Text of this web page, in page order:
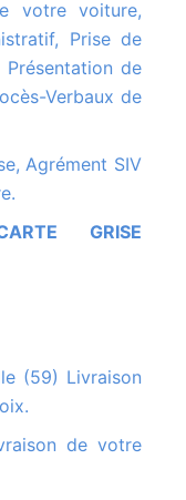
Prise de
Présentation de
Verbaux de